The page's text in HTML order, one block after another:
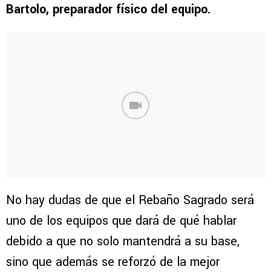
Bartolo, preparador físico del equipo.
No hay dudas de que el Rebaño Sagrado será
uno de los equipos que dará de qué hablar
debido a que no solo mantendrá a su base,
sino que además se reforzó de la mejor